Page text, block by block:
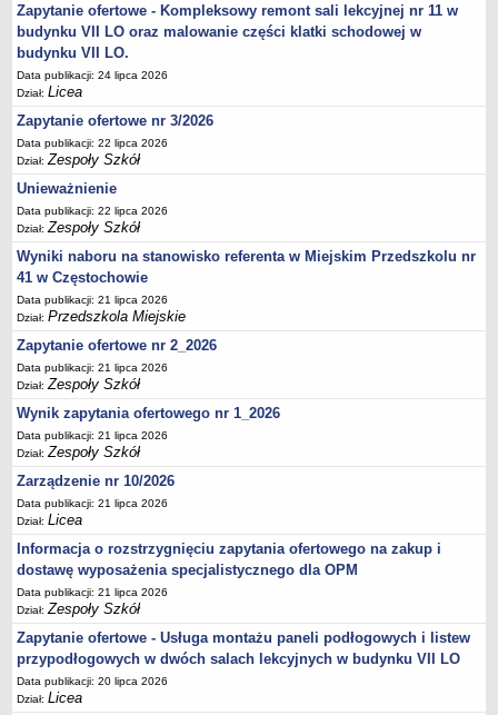
Rejestry, ewidencje, archiwa
Kontrole
PONOWNE WYKORZYSTYWANIE
Sprawozdania
Deklaracja dostępności
DEKLARACJA DOSTĘPNOŚCI
OŚWIADCZENIA MAJĄTKOWE
PONOWNE WYKORZYSTYWANIE
UDOSTĘPNIANIE INFORMACJI PUBLICZNEJ
OCHRONA DANYCH OSOBOWYCH
Zapytanie ofertowe - Kompleksowy remont sali lekcyjnej nr 11 w
budynku VII LO oraz malowanie części klatki schodowej w
budynku VII LO.
Data publikacji: 24 lipca 2026
Dział:Licea
Zapytanie ofertowe nr 3/2026
Data publikacji: 22 lipca 2026
Dział:Zespoły Szkół
Unieważnienie
Data publikacji: 22 lipca 2026
Dział:Zespoły Szkół
Wyniki naboru na stanowisko referenta w Miejskim Przedszkolu nr
41 w Częstochowie
Data publikacji: 21 lipca 2026
Dział:Przedszkola Miejskie
Zapytanie ofertowe nr 2_2026
Data publikacji: 21 lipca 2026
Dział:Zespoły Szkół
Wynik zapytania ofertowego nr 1_2026
Data publikacji: 21 lipca 2026
Dział:Zespoły Szkół
Zarządzenie nr 10/2026
Data publikacji: 21 lipca 2026
Dział:Licea
Informacja o rozstrzygnięciu zapytania ofertowego na zakup i
dostawę wyposażenia specjalistycznego dla OPM
Data publikacji: 21 lipca 2026
Dział:Zespoły Szkół
Zapytanie ofertowe - Usługa montażu paneli podłogowych i listew
przypodłogowych w dwóch salach lekcyjnych w budynku VII LO
Data publikacji: 20 lipca 2026
Dział:Licea